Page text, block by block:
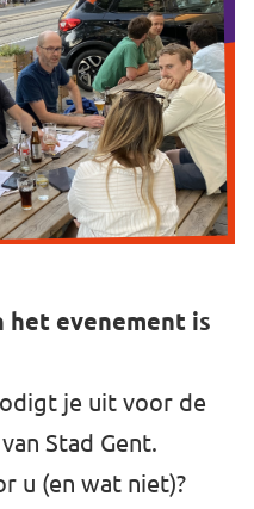
het evenement is
je uit voor de
Stad Gent.
u (en wat niet)?